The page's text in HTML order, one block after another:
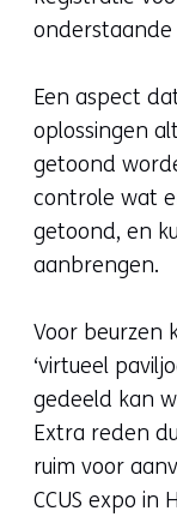
onderstaande
Een aspect
oplossingen
getoond
controle wat
getoond, en
aanbrengen.
Voor beurzen
‘virtueel
gedeeld kan
Extra reden
ruim voor
CCUS expo in